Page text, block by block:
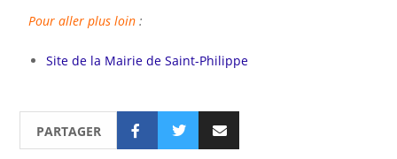
Pour aller plus loin :
Site de la Mairie de Saint-Philippe
PARTAGER